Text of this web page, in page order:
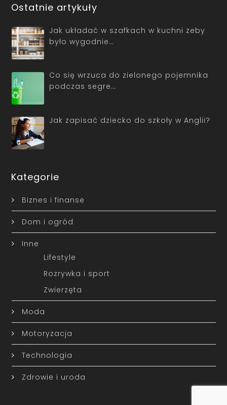
Ostatnie artykuły
Jak układać w szafkach w kuchni żeby
było wygodnie…
Co się wrzuca do zielonego pojemnika
podczas segre…
Jak zapisać dziecko do szkoły w Anglii?
Kategorie
Biznes i finanse
Dom i ogród
Inne
Lifestyle
Rozrywka i sport
Zwierzęta
Moda
Motoryzacja
Technologia
Zdrowie i uroda